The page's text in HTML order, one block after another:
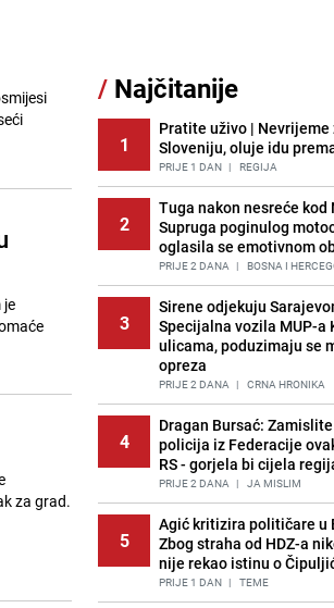
za grad.
/ Najčitanije
1
Pratite uživo |
Sloveniju, oluje idu
PRIJE 1 DAN | REGIJA
2
Tuga nakon nesreće kod
Supruga poginulog
oglasila se emotivnom
PRIJE 2 DANA | BOSNA I
3
Sirene odjekuju
Specijalna vozila MUP-a
ulicama, poduzimaju se
opreza
PRIJE 2 DANA | CRNA HRONIKA
4
Dragan Bursać:
policija iz Federacije
RS - gorjela bi cijela
PRIJE 2 DANA | JA MISLIM
5
Agić kritizira političare u
Zbog straha od HDZ-a
nije rekao istinu o
PRIJE 1 DAN | TEME